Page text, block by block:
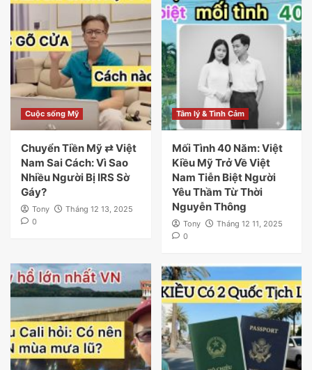
Cuộc sống Mỹ
Chuyển Tiền Mỹ ⇄ Việt
Nam Sai Cách: Vì Sao
Nhiều Người Bị IRS Sờ
Gáy?
Tony
Tháng 12 13, 2025
0
Tâm lý & Tình Cảm
Mối Tình 40 Năm: Việt
Kiều Mỹ Trở Về Việt
Nam Tiễn Biệt Người
Yêu Thầm Từ Thời
Nguyễn Thông
Tony
Tháng 12 11, 2025
0